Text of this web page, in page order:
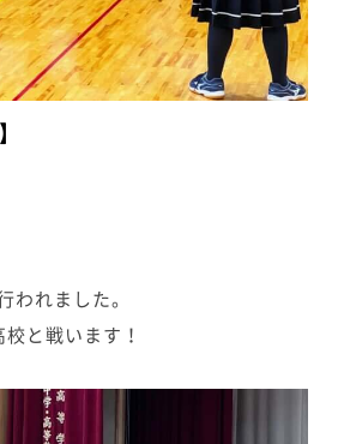
われました。
と戦います！